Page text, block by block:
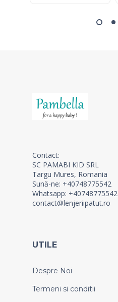
Contact:
SC PAMABI KID SRL
Targu Mures, Romania
Sună-ne: +40748775542
Whatsapp: +40748775542
contact@lenjeriipatut.ro
UTILE
Despre Noi
Termeni si conditii